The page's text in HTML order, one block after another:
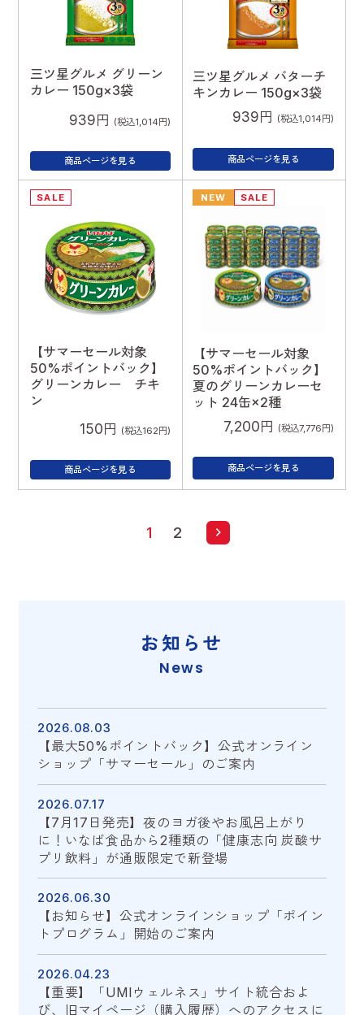
三ツ星グルメ グリーン
カレー 150g×3袋
939円 (税込1,014円)
商品ページを見る
三ツ星グルメ バターチ
キンカレー 150g×3袋
939円 (税込1,014円)
商品ページを見る
SALE
【サマーセール対象
50%ポイントバック】
グリーンカレー チキ
ン
150円 (税込162円)
商品ページを見る
NEW SALE
【サマーセール対象
50%ポイントバック】
夏のグリーンカレーセ
ット 24缶×2種
7,200円 (税込7,776円)
商品ページを見る
1 2
お知らせ
News
2026.08.03
【最大50%ポイントバック】公式オンライン
ショップ「サマーセール」のご案内
2026.07.17
【7月17日発売】夜のヨガ後やお風呂上がり
に！いなば食品から2種類の「健康志向 炭酸サ
プリ飲料」が通販限定で新登場
2026.06.30
【お知らせ】公式オンラインショップ「ポイン
トプログラム」開始のご案内
2026.04.23
【重要】「UMIウェルネス」サイト統合およ
び、旧マイページ（購入履歴）へのアクセスに